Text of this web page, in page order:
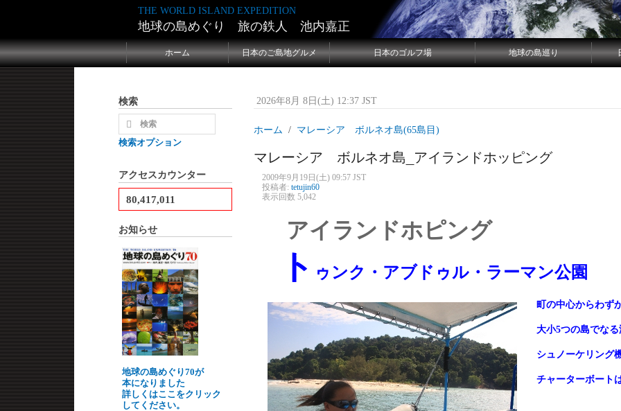
THE WORLD ISLAND EXPEDITION
地球の島めぐり 旅の鉄人 池内嘉正
ホーム 日本のご島地グルメ 日本のゴルフ場 地球の島巡り
2026年8月 8日(土) 12:37 JST
ホーム マレーシア ボルネオ島(65島目)
マレーシア ボルネオ島_アイランドホッピング
2009年9月19日(土) 09:57 JST
投稿者: tetujin60
表示回数 5,042
アイランドホピング
ト ゥンク・アブドゥル・ラーマン公園
町の中心からわず
大小5つの島でな
シュノーケリング
チャーターボート
検索
検索オプション
アクセスカウンター
80,417,011
お知らせ
地球の島めぐり70が
本になりました
詳しくはここをクリック
してください。